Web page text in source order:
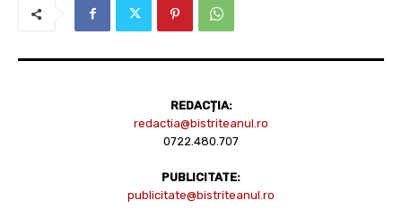
REDACȚIA:
redactia@bistriteanul.ro
0722.480.707
PUBLICITATE:
publicitate@bistriteanul.ro